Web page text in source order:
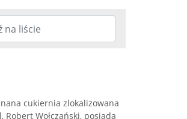
cukiernia zlokalizowana
Robert Wołczański, posiada